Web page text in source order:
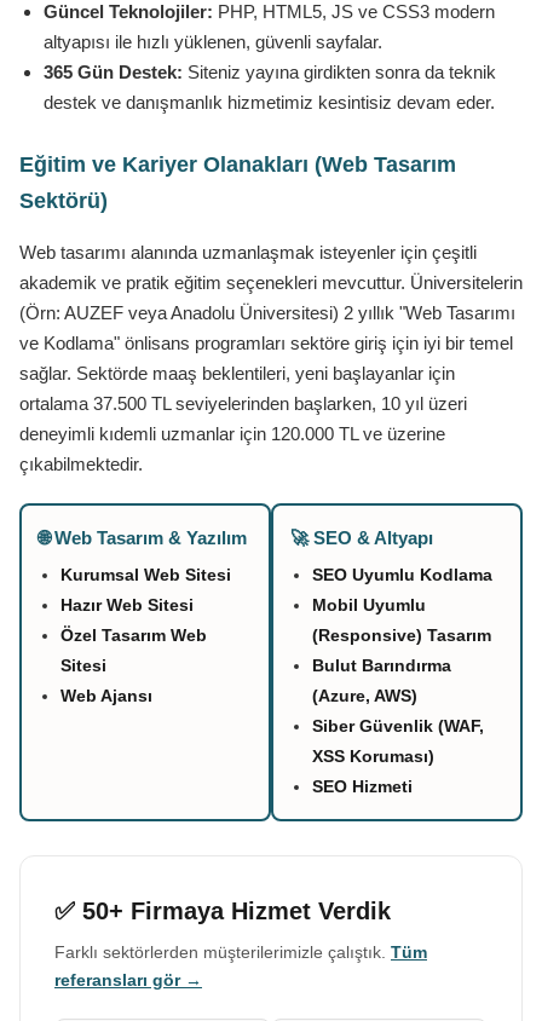
Güncel Teknolojiler: PHP, HTML5, JS ve CSS3 modern
altyapısı ile hızlı yüklenen, güvenli sayfalar.
365 Gün Destek: Siteniz yayına girdikten sonra da teknik
destek ve danışmanlık hizmetimiz kesintisiz devam eder.
Eğitim ve Kariyer Olanakları (Web Tasarım
Sektörü)
Web tasarımı alanında uzmanlaşmak isteyenler için çeşitli
akademik ve pratik eğitim seçenekleri mevcuttur. Üniversitelerin
(Örn: AUZEF veya Anadolu Üniversitesi) 2 yıllık "Web Tasarımı
ve Kodlama" önlisans programları sektöre giriş için iyi bir temel
sağlar. Sektörde maaş beklentileri, yeni başlayanlar için
ortalama 37.500 TL seviyelerinden başlarken, 10 yıl üzeri
deneyimli kıdemli uzmanlar için 120.000 TL ve üzerine
çıkabilmektedir.
🌐 Web Tasarım & Yazılım
Kurumsal Web Sitesi
Hazır Web Sitesi
Özel Tasarım Web
Sitesi
Web Ajansı
🚀 SEO & Altyapı
SEO Uyumlu Kodlama
Mobil Uyumlu
(Responsive) Tasarım
Bulut Barındırma
(Azure, AWS)
Siber Güvenlik (WAF,
XSS Koruması)
SEO Hizmeti
✅ 50+ Firmaya Hizmet Verdik
Farklı sektörlerden müşterilerimizle çalıştık. Tüm
referansları gör →